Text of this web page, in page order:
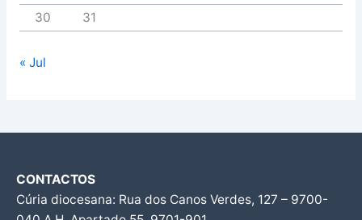
30
31
« Jul
CONTACTOS
Cúria diocesana: Rua dos Canos Verdes, 127 – 9700-